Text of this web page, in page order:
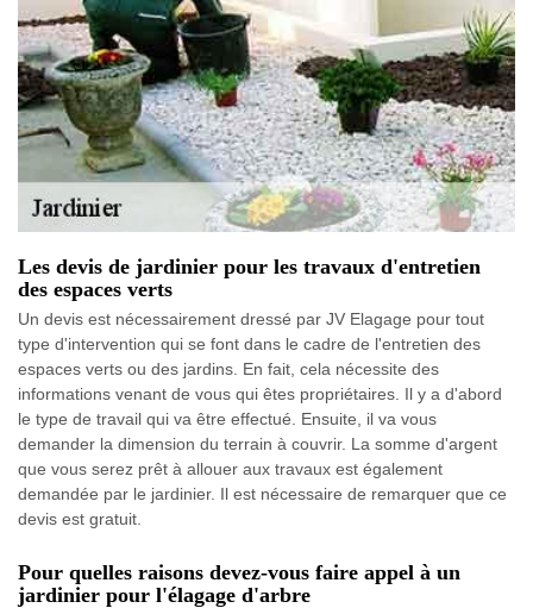
Les devis de jardinier pour les travaux d'entretien
des espaces verts
Un devis est nécessairement dressé par JV Elagage pour tout
type d'intervention qui se font dans le cadre de l'entretien des
espaces verts ou des jardins. En fait, cela nécessite des
informations venant de vous qui êtes propriétaires. Il y a d'abord
le type de travail qui va être effectué. Ensuite, il va vous
demander la dimension du terrain à couvrir. La somme d'argent
que vous serez prêt à allouer aux travaux est également
demandée par le jardinier. Il est nécessaire de remarquer que ce
devis est gratuit.
Pour quelles raisons devez-vous faire appel à un
jardinier pour l'élagage d'arbre